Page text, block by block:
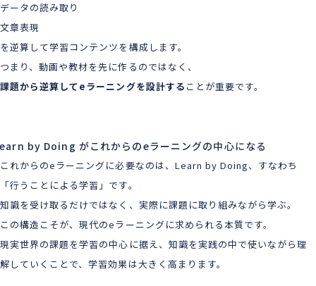
データの読み取り
文章表現
を逆算して学習コンテンツを構成します。
つまり、動画や教材を先に作るのではなく、
課題から逆算してeラーニングを設計する ことが重要です。
by Doing がこれからのeラーニングの中心になる
これからのeラーニングに必要なのは、Learn by Doing、すなわち
「行うことによる学習」です。
知識を受け取るだけではなく、実際に課題に取り組みながら学ぶ。
この構造こそが、現代のeラーニングに求められる本質です。
現実世界の課題を学習の中心に据え、知識を実践の中で使いながら理
解していくことで、学習効果は大きく高まります。